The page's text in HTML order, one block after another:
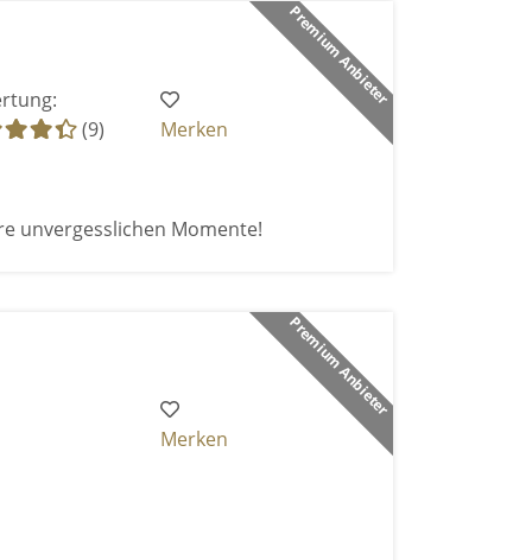
Premium Anbieter
(9)
Merken
unvergesslichen Momente!
Premium Anbieter
Merken